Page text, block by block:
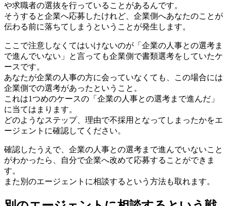
や求職者の選抜を行っていることがあるんです。
そうすると企業へ応募したけれど、企業側へあなたのことが
伝わる前に落ちてしまうということが発生します。
ここで注意しなくてはいけないのが「企業の人事との選考ま
で進んでいない」と言っても企業側で書類選考をしていたケ
ースです。
あなたが企業の人事の方に会っていなくても、この場合には
企業側での選考があったということ。
これは1つめのケースの「企業の人事との選考まで進んだ」
に当てはまります。
どのようなステップ、理由で不採用となってしまったかをエ
ージェントに確認してください。
確認したうえで、企業の人事との選考まで進んでいないこと
がわかったら、自分で企業へ改めて応募することができま
す。
また別のエージェントに相談するという方法も取れます。